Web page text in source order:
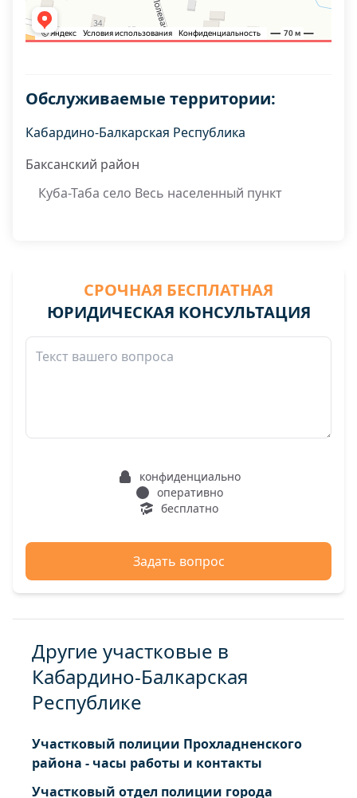
Обслуживаемые территории:
Кабардино-Балкарская Республика
Баксанский район
Куба-Таба село Весь населенный пункт
СРОЧНАЯ БЕСПЛАТНАЯ
ЮРИДИЧЕСКАЯ КОНСУЛЬТАЦИЯ
конфиденциально
оперативно
бесплатно
Задать вопрос
Другие участковые в
Кабардино-Балкарская
Республике
Участковый полиции Прохладненского
района - часы работы и контакты
Участковый отдел полиции города